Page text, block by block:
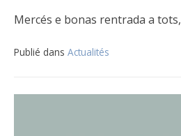
Mercés e bonas rentrada a tots,
Publié dans Actualités